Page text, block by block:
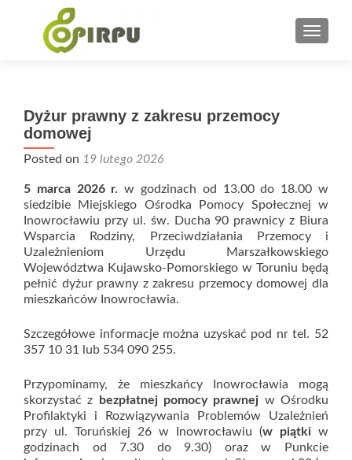
Dyżur prawny z zakresu przemocy
domowej
Posted on 19 lutego 2026
5 marca 2026 r. w godzinach od 13.00 do 18.00 w
siedzibie Miejskiego Ośrodka Pomocy Społecznej w
Inowrocławiu przy ul. św. Ducha 90 prawnicy z Biura
Wsparcia Rodziny, Przeciwdziałania Przemocy i
Uzależnieniom Urzędu Marszałkowskiego
Województwa Kujawsko-Pomorskiego w Toruniu będą
pełnić dyżur prawny z zakresu przemocy domowej dla
mieszkańców Inowrocławia.
Szczegółowe informacje można uzyskać pod nr tel. 52
357 10 31 lub 534 090 255.
Przypominamy, że mieszkańcy Inowrocławia mogą
skorzystać z
bezpłatnej pomocy prawnej w Ośrodku
Profilaktyki i Rozwiązywania Problemów Uzależnień
przy ul. Toruńskiej 26 w Inowrocławiu (w piątki w
godzinach od 7.30 do 9.30) oraz w Punkcie